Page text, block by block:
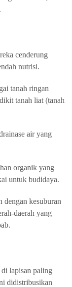
cenderung
nutrisi.
tanah ringan
tanah liat (tanah
air yang
organik yang
untuk budidaya.
dengan kesuburan
daerah yang
lapisan paling
didistribusikan